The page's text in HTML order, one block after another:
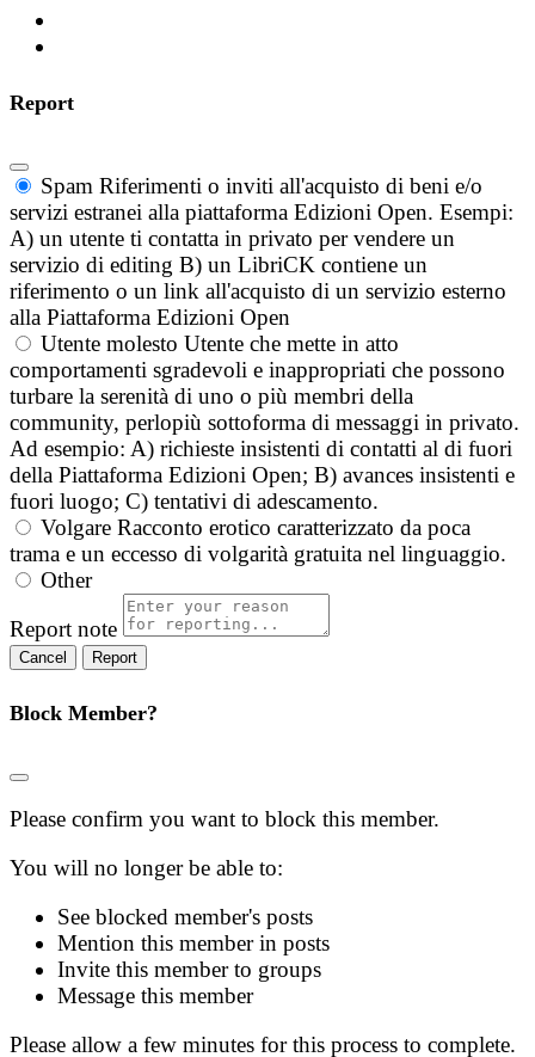
Report
Spam Riferimenti o inviti all'acquisto di beni e/o
servizi estranei alla piattaforma Edizioni Open. Esempi:
A) un utente ti contatta in privato per vendere un
servizio di editing B) un LibriCK contiene un
riferimento o un link all'acquisto di un servizio esterno
alla Piattaforma Edizioni Open
Utente molesto Utente che mette in atto
comportamenti sgradevoli e inappropriati che possono
turbare la serenità di uno o più membri della
community, perlopiù sottoforma di messaggi in privato.
Ad esempio: A) richieste insistenti di contatti al di fuori
della Piattaforma Edizioni Open; B) avances insistenti e
fuori luogo; C) tentativi di adescamento.
Volgare Racconto erotico caratterizzato da poca
trama e un eccesso di volgarità gratuita nel linguaggio.
Other
Report note
Report
Block Member?
Please confirm you want to block this member.
You will no longer be able to:
See blocked member's posts
Mention this member in posts
Invite this member to groups
Message this member
Please allow a few minutes for this process to complete.